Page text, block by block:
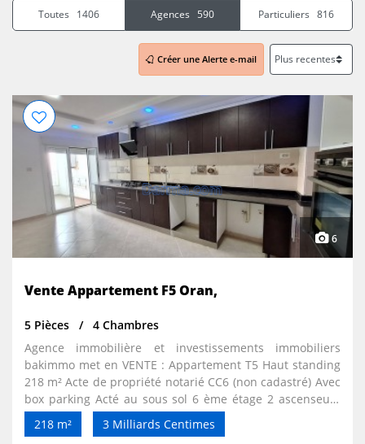
Toutes 1406 Agences 590 Particuliers 816
Créer une Alerte e-mail
6
Vente Appartement F5 Oran,
5 Pièces
4 Chambres
Agence immobilière et investissements immobiliers
bakimmo met en VENTE : Appartement T5 Haut standing
218 m² Acte de propriété notarié CC6 (non cadastré) Avec
box parking Acté au sous sol 6 ème étage 2 ascenseurs
Double façades 2 grands balcons Vues dégagées
magnifiques Très ensoleillé Très aéré Chauffage central
218 m² 3 Milliards Centimes